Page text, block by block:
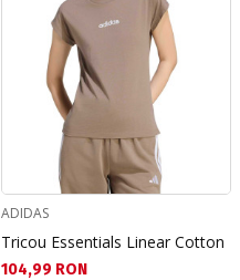
ADIDAS
Tricou Essentials Linear Cotton
Текуща цена:
104,99 RON